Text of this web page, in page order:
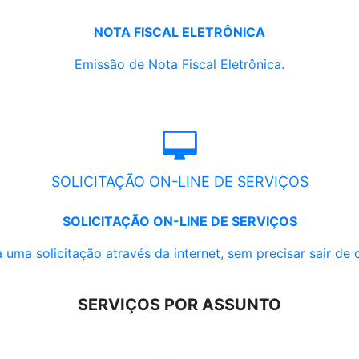
NOTA FISCAL ELETRÔNICA
Emissão de Nota Fiscal Eletrônica.
SOLICITAÇÃO ON-LINE DE SERVIÇOS
SOLICITAÇÃO ON-LINE DE SERVIÇOS
uma solicitação através da internet, sem precisar sair de
SERVIÇOS POR ASSUNTO